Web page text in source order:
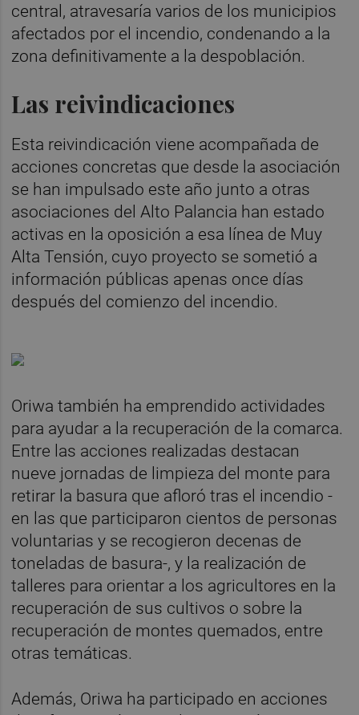
central, atravesaría varios de los municipios
afectados por el incendio, condenando a la
zona definitivamente a la despoblación.
Las reivindicaciones
Esta reivindicación viene acompañada de
acciones concretas que desde la asociación
se han impulsado este año junto a otras
asociaciones del Alto Palancia han estado
activas en la oposición a esa línea de Muy
Alta Tensión, cuyo proyecto se sometió a
información públicas apenas once días
después del comienzo del incendio.
Oriwa también ha emprendido actividades
para ayudar a la recuperación de la comarca.
Entre las acciones realizadas destacan
nueve jornadas de limpieza del monte para
retirar la basura que afloró tras el incendio -
en las que participaron cientos de personas
voluntarias y se recogieron decenas de
toneladas de basura-, y la realización de
talleres para orientar a los agricultores en la
recuperación de sus cultivos o sobre la
recuperación de montes quemados, entre
otras temáticas.
Además, Oriwa ha participado en acciones